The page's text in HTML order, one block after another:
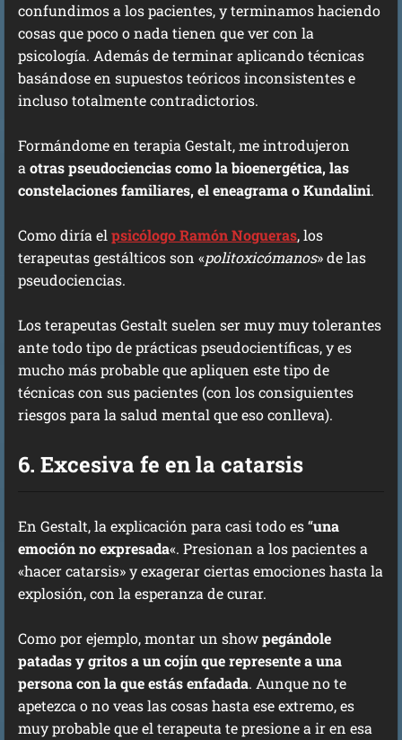
confundimos a los pacientes, y terminamos haciendo
cosas que poco o nada tienen que ver con la
psicología. Además de terminar aplicando técnicas
basándose en supuestos teóricos inconsistentes e
incluso totalmente contradictorios.
Formándome en terapia Gestalt, me introdujeron
aotras pseudociencias como la bioenergética, las
constelaciones familiares, el eneagrama o Kundalini.
Como diría elpsicólogo Ramón Nogueras, los
terapeutas gestálticos son «politoxicómanos» de las
pseudociencias.
Los terapeutas Gestalt suelen ser muy muy tolerantes
ante todo tipo de prácticas pseudocientíficas, y es
mucho más probable que apliquen este tipo de
técnicas con sus pacientes (con los consiguientes
riesgos para la salud mental que eso conlleva).
6. Excesiva fe en la catarsis
En Gestalt, la explicación para casi todo es “una
emoción no expresada«. Presionan a los pacientes a
«hacer catarsis» y exagerar ciertas emociones hasta la
explosión, con la esperanza de curar.
Como por ejemplo, montar un showpegándole
patadas y gritos a un cojín que represente a una
persona con la que estás enfadada. Aunque no te
apetezca o no veas las cosas hasta ese extremo, es
muy probable que el terapeuta te presione a ir en esa